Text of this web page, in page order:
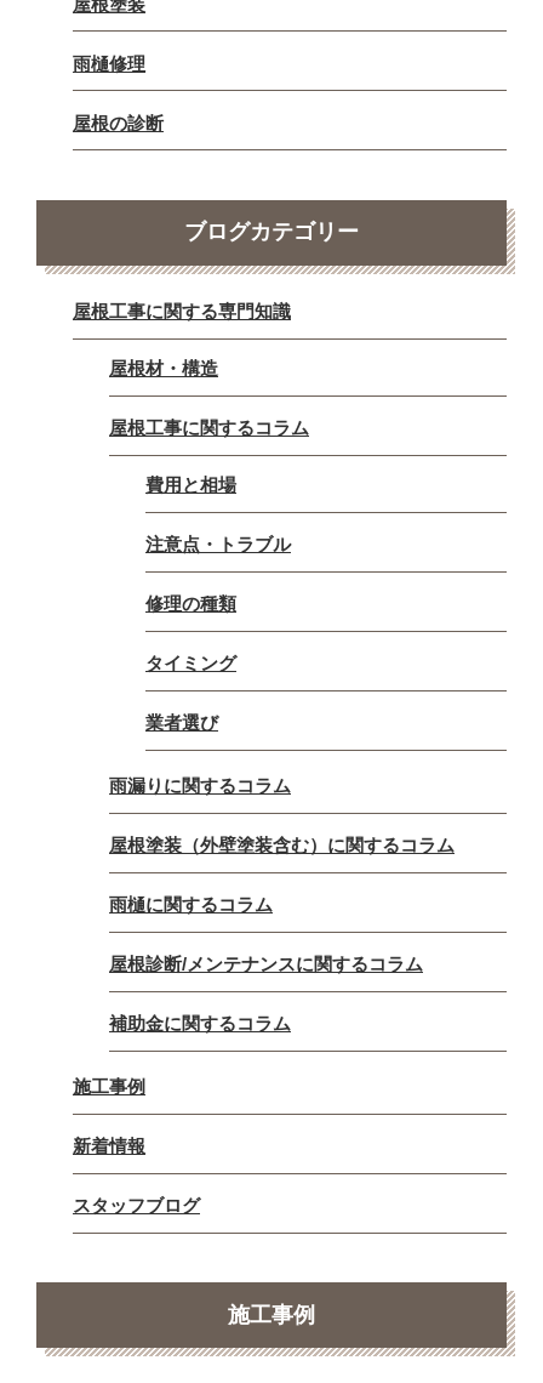
雨樋修理
屋根の診断
ブログカテゴリー
屋根工事に関する専門知識
屋根材・構造
屋根工事に関するコラム
費用と相場
注意点・トラブル
修理の種類
タイミング
業者選び
雨漏りに関するコラム
屋根塗装（外壁塗装含む）に関するコラム
雨樋に関するコラム
屋根診断/メンテナンスに関するコラム
補助金に関するコラム
施工事例
新着情報
スタッフブログ
施工事例